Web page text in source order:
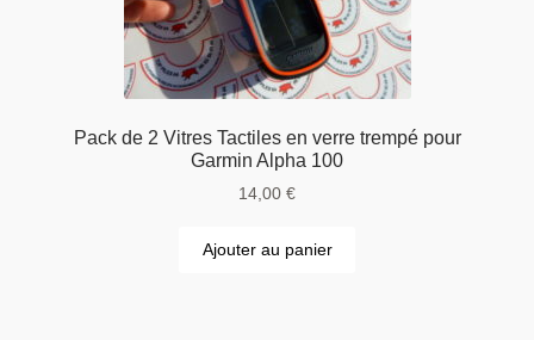
Pack de 2 Vitres Tactiles en verre trempé pour
Garmin Alpha 100
14,00 €
Ajouter au panier